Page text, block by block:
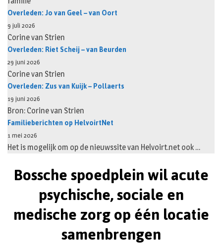
Overleden: Jo van Geel – van Oort
9 juli 2026
Corine van Strien
Overleden: Riet Scheij – van Beurden
29 juni 2026
Corine van Strien
Overleden: Zus van Kuijk – Pollaerts
19 juni 2026
Bron: Corine van Strien
Familieberichten op HelvoirtNet
1 mei 2026
Het is mogelijk om op de nieuwssite van Helvoirt.net ook …
Bossche spoedplein wil acute
psychische, sociale en
medische zorg op één locatie
samenbrengen